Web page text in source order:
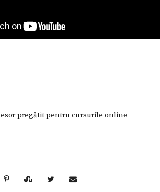
pregătit pentru cursurile online